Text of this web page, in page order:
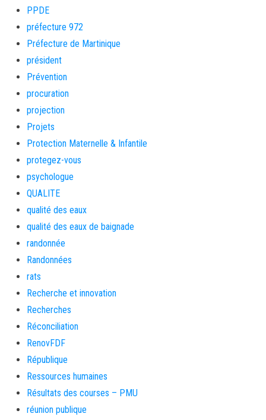
PPDE
préfecture 972
Préfecture de Martinique
président
Prévention
procuration
projection
Projets
Protection Maternelle & Infantile
protegez-vous
psychologue
QUALITE
qualité des eaux
qualité des eaux de baignade
randonnée
Randonnées
rats
Recherche et innovation
Recherches
Réconciliation
RenovFDF
République
Ressources humaines
Résultats des courses – PMU
réunion publique